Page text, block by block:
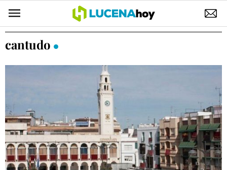
POLÍTICA
ECONOMÍA
DESARROLLO LOCAL
LUCENA EMPRESAS
cantudo